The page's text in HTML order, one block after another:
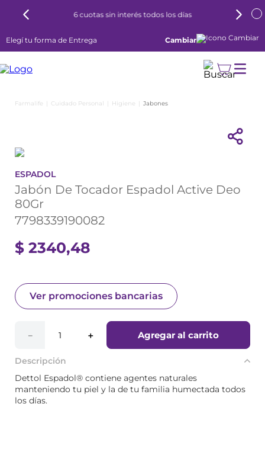
6 cuotas sin interés todos los días
Elegí tu forma de Entrega Cambiar
Cuidado Personal Higiene Jabones
ESPADOL
Jabón De Tocador Espadol Active Deo
80Gr
7798339190082
$ 2340,48
Ver promociones bancarias
＋
－ Agregar al carrito
Descripción
Dettol Espadol® contiene agentes naturales
manteniendo tu piel y la de tu familia humectada todos
los días.